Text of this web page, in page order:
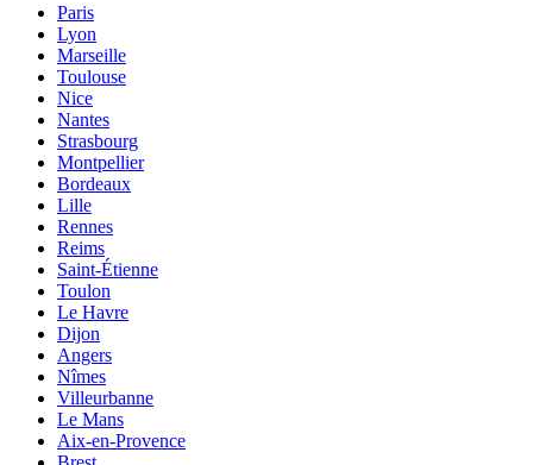
Paris
Lyon
Marseille
Toulouse
Nice
Nantes
Strasbourg
Montpellier
Bordeaux
Lille
Rennes
Reims
Saint-Étienne
Toulon
Le Havre
Dijon
Angers
Nîmes
Villeurbanne
Le Mans
Aix-en-Provence